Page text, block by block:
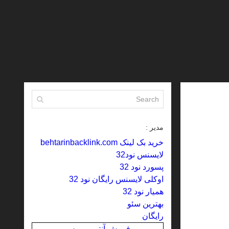
مدیر :
خرید بک لینک behtarinbacklink.com
لایسنس نود32
پسورد نود 32
اوکلی لایسنس رایگان نود 32
همیار نود 32
بهترین سئو
رایگان